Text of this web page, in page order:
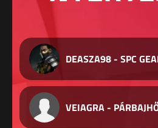
DEASZA98 - SPC
VEIAGRA -